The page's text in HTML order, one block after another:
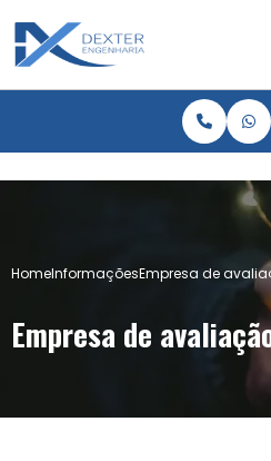
HomeInformaçõesEmpresa de
Empresa de